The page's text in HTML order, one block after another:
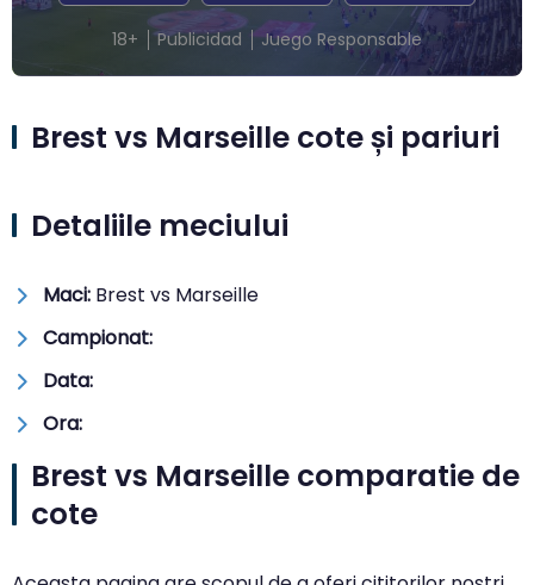
18+ Publicidad Juego Responsable
Brest vs Marseille cote și pariuri
Detaliile meciului
Maci: Brest vs Marseille
Campionat:
Data:
Ora:
Brest vs Marseille comparatie de
cote